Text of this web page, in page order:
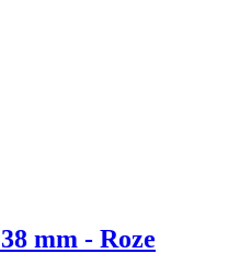
mm - Roze